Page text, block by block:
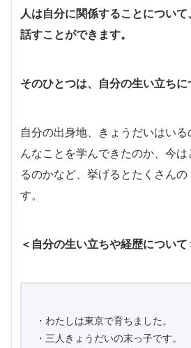
人は自分に関係することについ
話すことができます。
そのひとつは、自分の生い立ちに
自分の出身地、きょうだいはい
んなことを学んできたのか、今
るのかなど、挙げるとたくさんの
す。
＜自分の生い立ちや経歴について
・わたしは東京で育ちました。
・三人きょうだいの末っ子です。